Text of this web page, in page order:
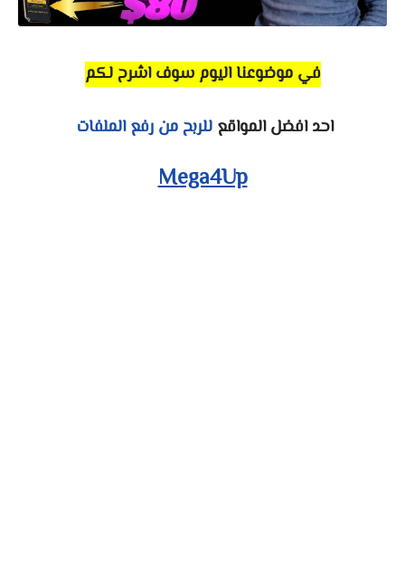
في موضوعنا اليوم سوف اشرح لكم
احد افضل المواقعللربح من رفع الملفات
Mega4Up